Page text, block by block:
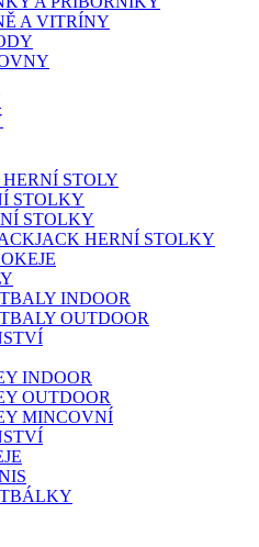
A VITRÍNY
STOLY
STOLKY
STOLKY
HERNÍ STOLKY
INDOOR
OUTDOOR
INDOOR
OUTDOOR
MINCOVNÍ